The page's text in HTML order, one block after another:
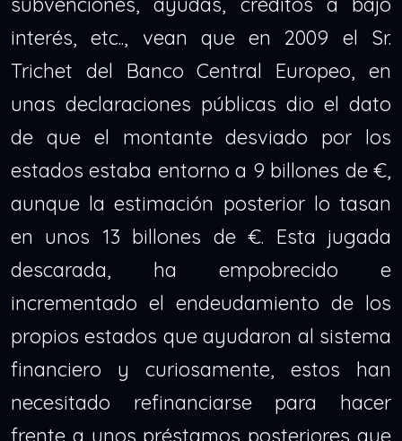
interés, etc.., vean que en 2009 el Sr.
Trichet del Banco Central Europeo, en
unas declaraciones públicas dio el dato
de que el montante desviado por los
estados estaba entorno a 9 billones de €,
aunque la estimación posterior lo tasan
en unos 13 billones de €. Esta jugada
descarada, ha empobrecido e
incrementado el endeudamiento de los
propios estados que ayudaron al sistema
financiero y curiosamente, estos han
necesitado refinanciarse para hacer
frente a unos préstamos posteriores que